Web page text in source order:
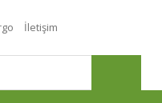
İletişim